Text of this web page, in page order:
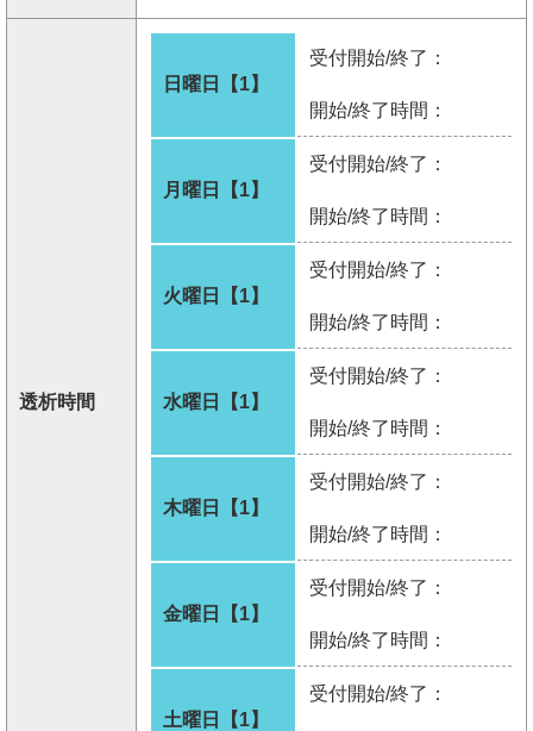
透析時間
日曜日【1】
受付開始/終了：
開始/終了時間：
月曜日【1】
受付開始/終了：
開始/終了時間：
火曜日【1】
受付開始/終了：
開始/終了時間：
水曜日【1】
受付開始/終了：
開始/終了時間：
木曜日【1】
受付開始/終了：
開始/終了時間：
金曜日【1】
受付開始/終了：
開始/終了時間：
土曜日【1】
受付開始/終了：